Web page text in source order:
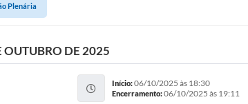
Plenária
OUTUBRO DE 2025
Início:06/10/2025 às 18:30
Encerramento:06/10/2025 às 19:11